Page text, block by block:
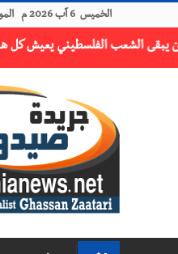
الخميس 6 آب 2026 م الموافق 22 صفر 1448 هـ